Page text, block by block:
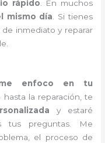
rápido. En muchos
mismo día. Si tienes
inmediato y reparar
enfoco en tu
hasta la reparación, te
y estaré
tus preguntas. Me
el proceso de